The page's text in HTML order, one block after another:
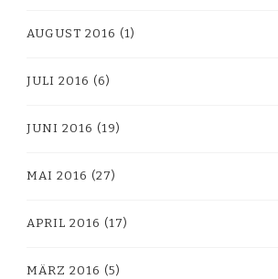
AUGUST 2016 (1)
JULI 2016 (6)
JUNI 2016 (19)
MAI 2016 (27)
APRIL 2016 (17)
MÄRZ 2016 (5)